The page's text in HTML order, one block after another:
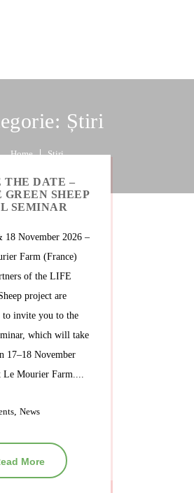
Știri
Home Știri
THE DATE –
GREEN SHEEP
SEMINAR
18 November 2026 –
Farm (France)
of the LIFE
project are
to invite you to the
which will take
17–18 November
Le Mourier Farm....
, News
More